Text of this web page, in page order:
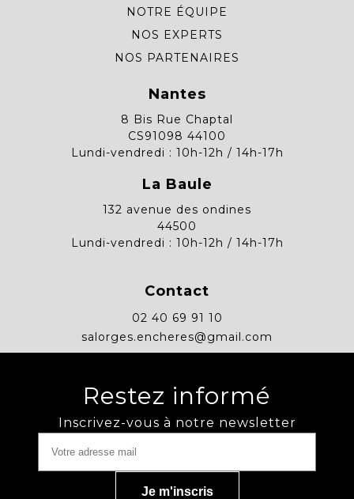
NOTRE ÉQUIPE
NOS EXPERTS
NOS PARTENAIRES
Nantes
8 Bis Rue Chaptal
CS91098 44100
Lundi-vendredi : 10h-12h / 14h-17h
La Baule
132 avenue des ondines
44500
Lundi-vendredi : 10h-12h / 14h-17h
Contact
02 40 69 91 10
salorges.encheres@gmail.com
Restez informé
Inscrivez-vous à notre newsletter